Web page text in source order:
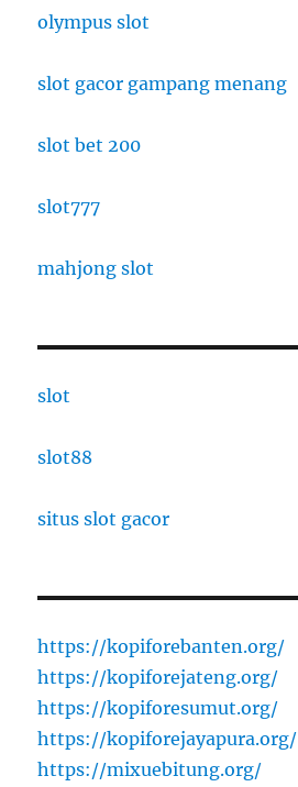
olympus slot
slot gacor gampang menang
slot bet 200
slot777
mahjong slot
slot
slot88
situs slot gacor
https://kopiforebanten.org/
https://kopiforejateng.org/
https://kopiforesumut.org/
https://kopiforejayapura.org/
https://mixuebitung.org/